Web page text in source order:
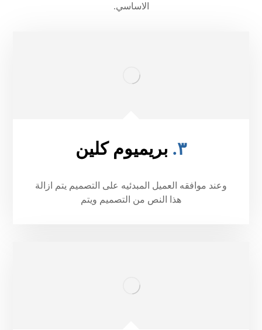
الاساسي.
٣. بريميوم كلين
وعند موافقه العميل المبدئيه على التصميم يتم ازالة
هذا النص من التصميم ويتم